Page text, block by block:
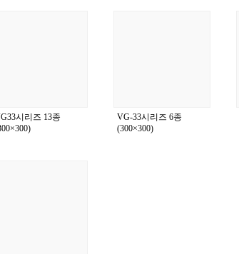
시리즈 13종
VG-33시리즈 6종
(300×300)